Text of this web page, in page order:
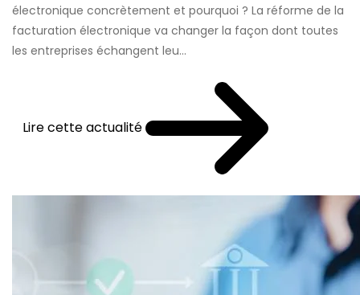
électronique concrètement et pourquoi ? La réforme de la
facturation électronique va changer la façon dont toutes
les entreprises échangent leu...
Lire cette actualité